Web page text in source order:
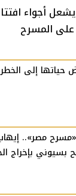
أجواء
على المسرح
حياتها إلى
«مسرح مصر»..
بإخراج